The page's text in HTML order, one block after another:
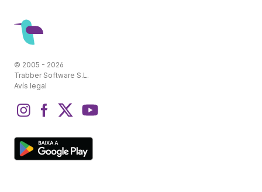
© 2005 - 2026
Trabber Software S.L.
Avís legal